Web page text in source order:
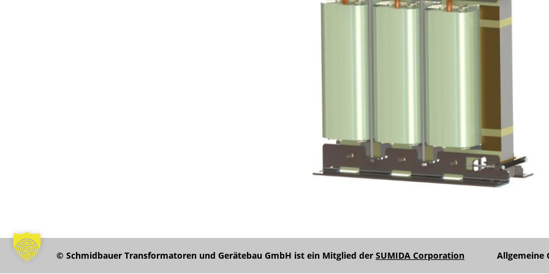
© Schmidbauer Transformatoren und Gerätebau GmbH ist ein Mitglied der SUMIDA Corporation Allgemeine